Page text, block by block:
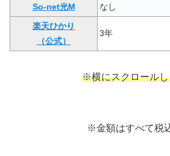
So-net光M なし
楽天ひかり
（公式）
3年
※横にスクロールし
※金額はすべて税